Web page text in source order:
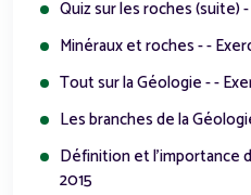
Quiz sur les roches (suite)
Minéraux et roches - -
Tout sur la Géologie - -
Les branches de la
Définition et l'importance
2015